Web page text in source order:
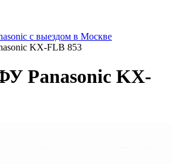
с выездом в Москве
KX-FLB 853
Panasonic KX-